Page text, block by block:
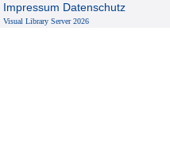
Impressum Datenschutz
Visual Library Server 2026